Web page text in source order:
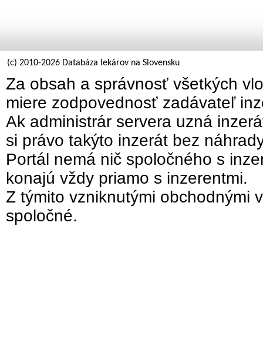
(c) 2010-2026 Databáza lekárov na Slovensku
Za obsah a správnosť všetkých
miere zodpovednosť zadávateľ
Ak administrár servera uzná
si právo takýto inzerát bez
Portál nemá nič spoločného s
konajú vždy priamo s inzerentmi.
Z týmito vzniknutými obchodnými
spoločné.